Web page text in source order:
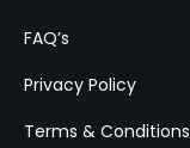
FAQ’s
Privacy Policy
Terms & Conditions